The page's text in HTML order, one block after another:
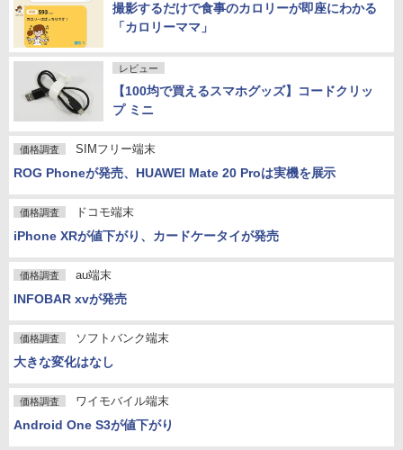
撮影するだけで食事のカロリーが即座にわかる
「カロリーママ」
レビュー
【100均で買えるスマホグッズ】コードクリッ
プ ミニ
価格調査 SIMフリー端末
ROG Phoneが発売、HUAWEI Mate 20 Proは実機を展示
価格調査 ドコモ端末
iPhone XRが値下がり、カードケータイが発売
価格調査 au端末
INFOBAR xvが発売
価格調査 ソフトバンク端末
大きな変化はなし
価格調査 ワイモバイル端末
Android One S3が値下がり